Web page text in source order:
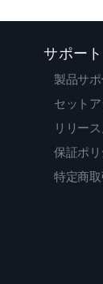
サポート
製品サポ
セット
リリース
保証ポ
特定商